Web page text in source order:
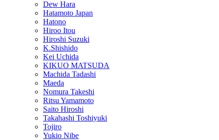
Dew Hara
Hatamoto Japan
Hatono
Hiroo Itou
Hiroshi Suzuki
K.Shishido
Kei Uchida
KIKUO MATSUDA
Machida Tadashi
Maeda
Nomura Takeshi
Ritsu Yamamoto
Saito Hiroshi
Takahashi Toshiyuki
Tojiro
Yukio Nibe